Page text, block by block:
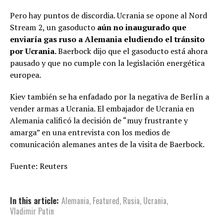
Pero hay puntos de discordia. Ucrania se opone al Nord
Stream 2, un gasoducto aún no inaugurado que
enviaría gas ruso a Alemania eludiendo el tránsito
por Ucrania.Baerbock dijo que el gasoducto está ahora
pausado y que no cumple con la legislación energética
europea.
Kiev también se ha enfadado por la negativa de Berlín a
vender armas a Ucrania. El embajador de Ucrania en
Alemania calificó la decisión de “muy frustrante y
amarga” en una entrevista con los medios de
comunicación alemanes antes de la visita de Baerbock.
Fuente: Reuters
In this article: Alemania, Featured, Rusia, Ucrania,
Vladimir Putin